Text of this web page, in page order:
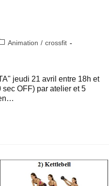
Animation / crossfit
jeudi 21 avril entre 18h et
sec OFF) par atelier et 5